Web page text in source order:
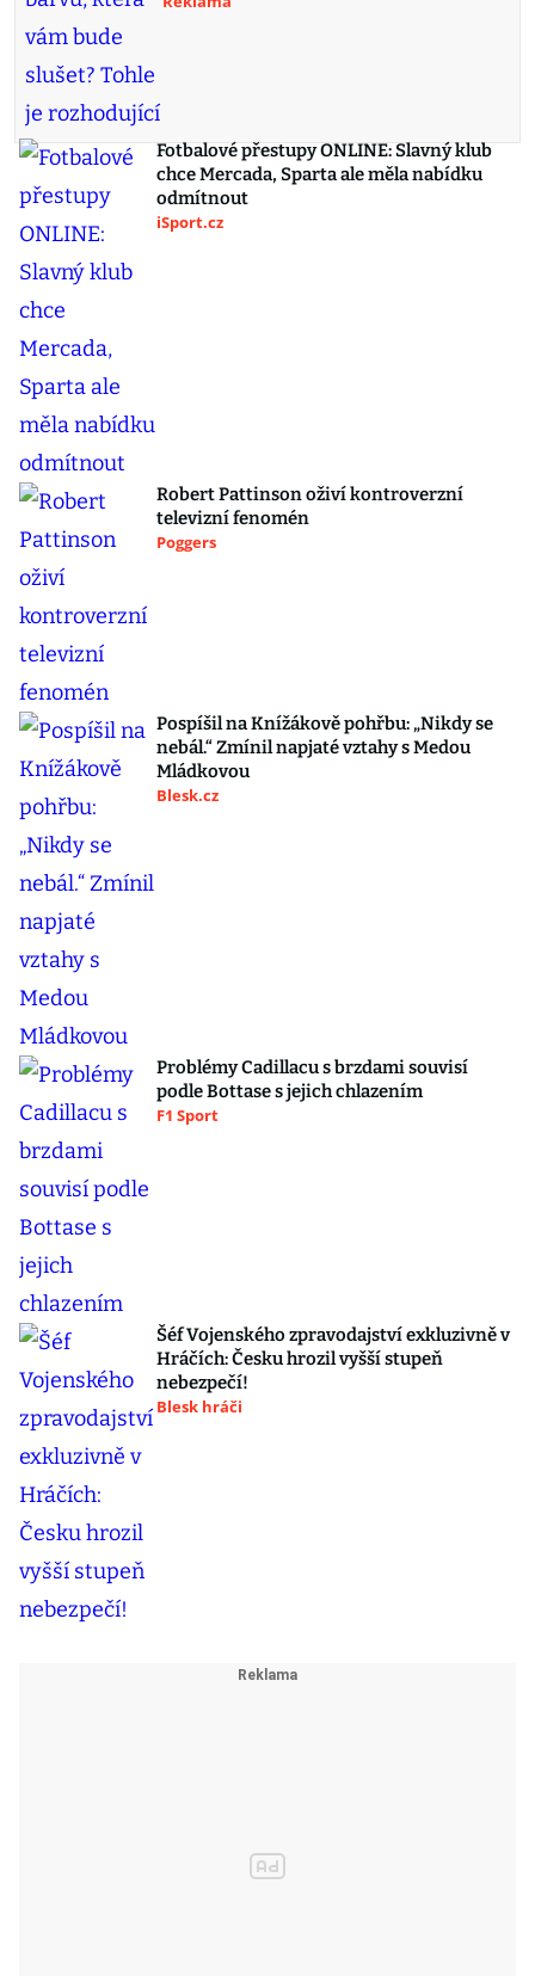
Fotbalové přestupy ONLINE: Slavný klub
chce Mercada, Sparta ale měla nabídku
odmítnout
iSport.cz
Robert Pattinson oživí kontroverzní
televizní fenomén
Poggers
Pospíšil na Knížákově pohřbu: „Nikdy se
nebál.“ Zmínil napjaté vztahy s Medou
Mládkovou
Blesk.cz
Problémy Cadillacu s brzdami souvisí
podle Bottase s jejich chlazením
F1 Sport
Šéf Vojenského zpravodajství exkluzivně v
Hráčích: Česku hrozil vyšší stupeň
nebezpečí!
Blesk hráči